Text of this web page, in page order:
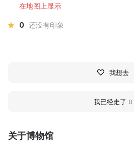
关于博物馆
在地图上显示
0 还没有印象
我想去
我已经走了 0